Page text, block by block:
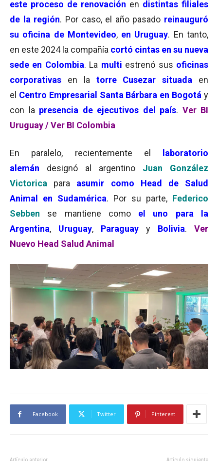
este proceso de renovación en distintas filiales
de la región. Por caso, el año pasado reinauguró
su oficina de Montevideo,en Uruguay. En tanto,
en este 2024 la compañía cortó cintas en su nueva
sede en Colombia. La multi estrenó sus oficinas
corporativas
en la torre Cusezar situada
en
el Centro Empresarial Santa Bárbara en Bogotáy
con la presencia de ejecutivos del país. Ver BI
Uruguay /Ver BI Colombia
En paralelo, recientemente el
laboratorio
alemán designó al argentino
Juan González
Victorica
para asumir como Head de Salud
Animal en Sudamérica. Por su parte, Federico
Sebben se mantiene como el uno para la
Argentina, Uruguay, Paraguay y Bolivia. Ver
Nuevo Head Salud Animal
Facebook Twitter Pinterest